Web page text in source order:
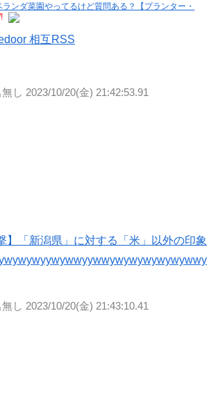
ンダ菜園やってるけど質問ある？【プランター・
相互RSS
し 2023/10/20(金) 21:42:53.91
】「新潟県」に対する「米」以外の印象
し 2023/10/20(金) 21:43:10.41